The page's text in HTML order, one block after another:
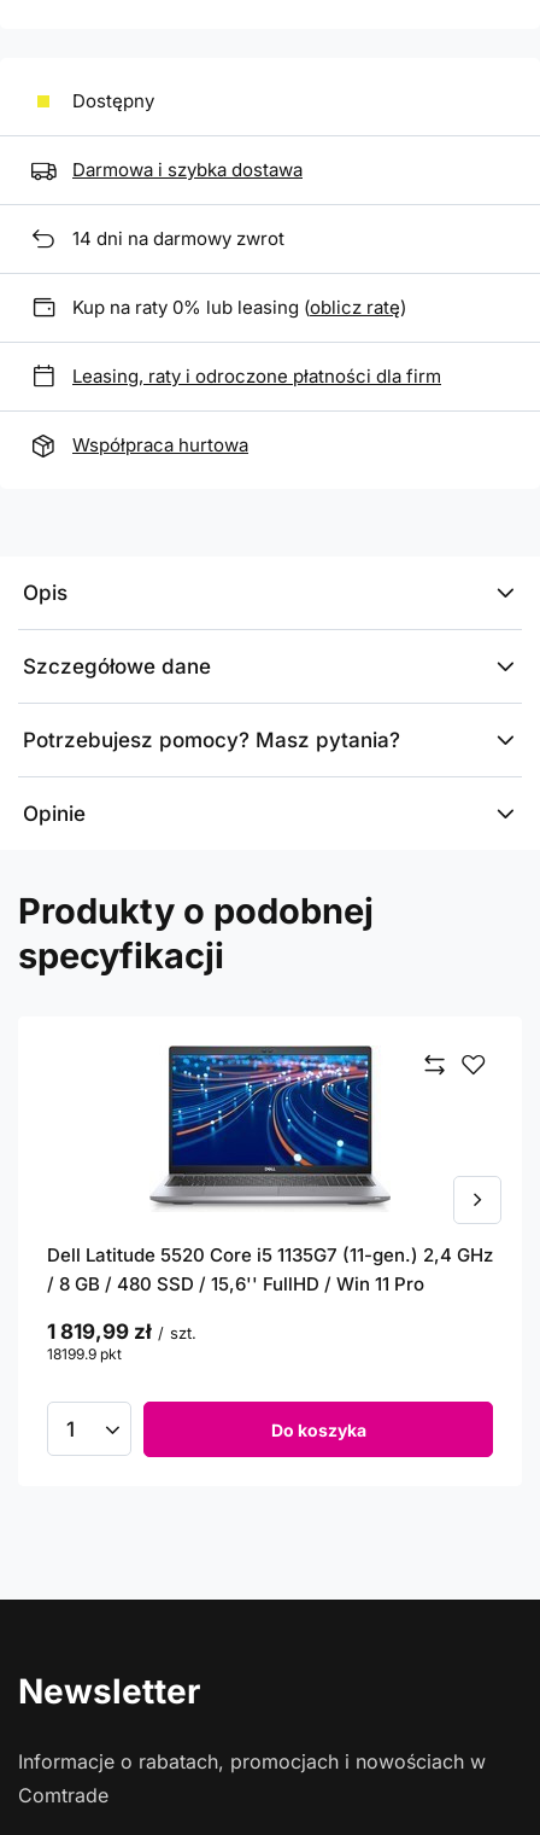
Dostępny
Darmowa i szybka dostawa
14 dni na darmowy zwrot
Kup na raty 0% lub leasing (oblicz ratę)
Leasing, raty i odroczone płatności dla firm
Współpraca hurtowa
Opis
Szczegółowe dane
Potrzebujesz pomocy? Masz pytania?
Opinie
Produkty o podobnej
specyfikacji
Dell Latitude 5520 Core i5 1135G7 (11-gen.) 2,4 GHz
/ 8 GB / 480 SSD / 15,6'' FullHD / Win 11 Pro
1 819,99 zł / szt.
18199.9 pkt
Do koszyka
Newsletter
Informacje o rabatach, promocjach i nowościach w
Comtrade